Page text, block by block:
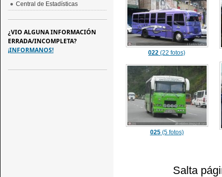
022 (22 fotos)
025(5 fotos)
Salta
Central de Estadísticas
¿VIO ALGUNA INFORMACIÓN
ERRADA/INCOMPLETA?
¡INFORMANOS!